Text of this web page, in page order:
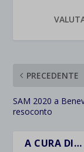
PRECEDENTE
SAM 2020 a
resoconto
A CURA DI…